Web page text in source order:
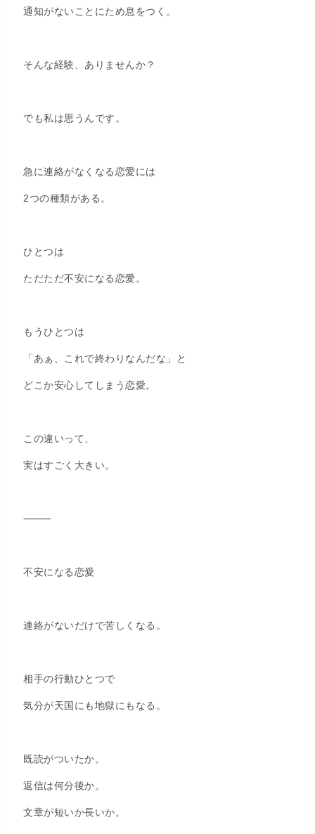
通知がないことにため息をつく。
そんな経験、ありませんか？
でも私は思うんです。
急に連絡がなくなる恋愛には
2つの種類がある。
ひとつは
ただただ不安になる恋愛。
もうひとつは
「あぁ、これで終わりなんだな」と
どこか安心してしまう恋愛。
この違いって、
実はすごく大きい。
⸻
不安になる恋愛
連絡がないだけで苦しくなる。
相手の行動ひとつで
気分が天国にも地獄にもなる。
既読がついたか。
返信は何分後か。
文章が短いか長いか。